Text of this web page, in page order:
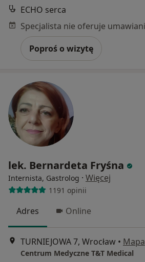
ECHO serca
Poproś o wizytę
lek. Bernardeta Fryśna
Internista, Gastrolog · Więcej
1191 opinii
Adres Online
TURNIEJOWA 7, Wrocław • Mapa
Centrum Medyczne T&T Medical